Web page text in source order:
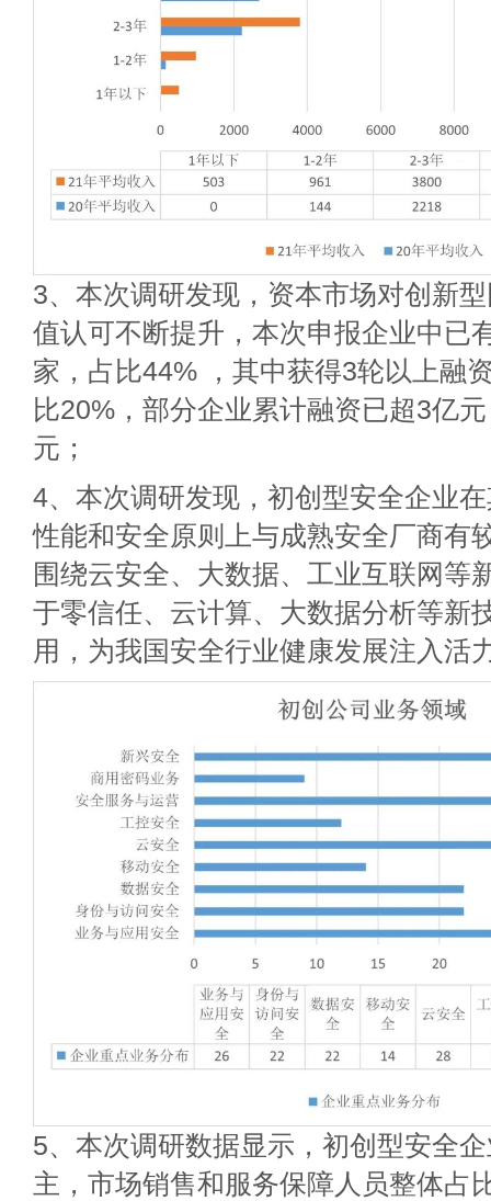
3、本次调研发现，资本市场对创新
值认可不断提升，本次申报企业中已
家，占比44% ，其中获得3轮以上融
比20%，部分企业累计融资已超3亿
元；
4、本次调研发现，初创型安全企业
性能和安全原则上与成熟安全厂商有
围绕云安全、大数据、工业互联网等
于零信任、云计算、大数据分析等新
用，为我国安全行业健康发展注入活
5、本次调研数据显示，初创型安全
主，市场销售和服务保障人员整体占